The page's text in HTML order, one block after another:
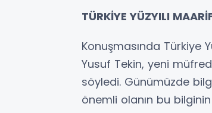
TÜRKİYE YÜZYILI
Konuşmasında Türkiye
Yusuf Tekin, yeni
söyledi. Günümüzde
önemli olanın bu